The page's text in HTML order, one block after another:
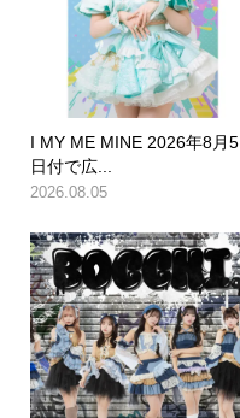
I MY ME MINE 2026年8月5
日付で広...
2026.08.05